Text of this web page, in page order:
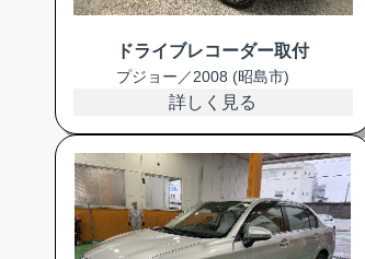
ドライブレコーダー取付
プジョー／2008 (昭島市)
詳しく見る